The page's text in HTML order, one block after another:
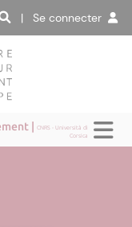
| Se connecter
|CNRS - Università di
Corsica